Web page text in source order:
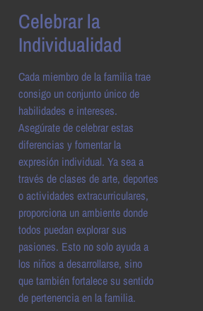
Celebrar la
Individualidad
Cada miembro de la familia trae
consigo un conjunto único de
habilidades e intereses.
Asegúrate de celebrar estas
diferencias y fomentar la
expresión individual. Ya sea a
través de clases de arte, deportes
o actividades extracurriculares,
proporciona un ambiente donde
todos puedan explorar sus
pasiones. Esto no solo ayuda a
los niños a desarrollarse, sino
que también fortalece su sentido
de pertenencia en la familia.